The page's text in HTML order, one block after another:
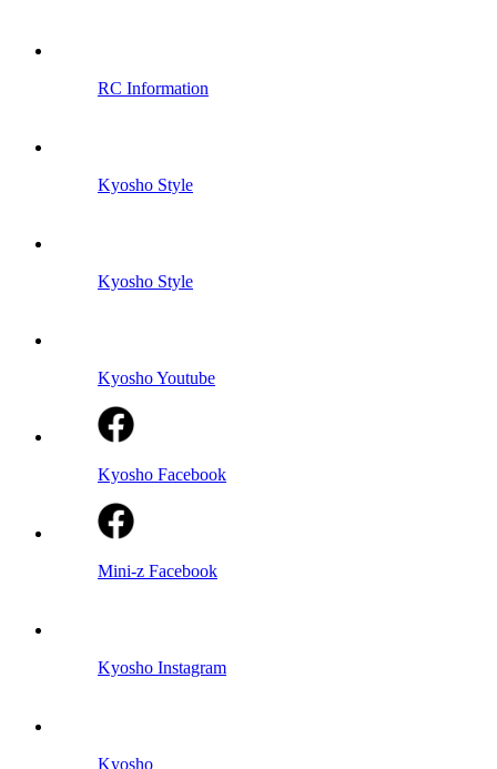
RC Information
Kyosho Style
Kyosho Style
Kyosho Youtube
Kyosho Facebook
Mini-z Facebook
Kyosho Instagram
Kyosho